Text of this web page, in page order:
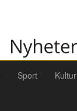
Sport Kultur